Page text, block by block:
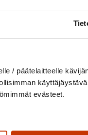
/ päätelaitteelle
evästeet.